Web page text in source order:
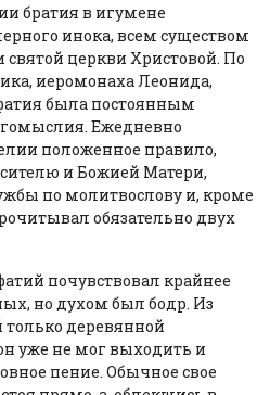
братия в игумене
инока, всем существом
церкви Христовой. По
иеромонаха Леонида,
была постоянным
Ежедневно
положенное правило,
и Божией Матери,
по молитвослову и, кроме
обязательно двух
почувствовал крайнее
но духом был бодр. Из
только деревянной
уже не мог выходить и
пение. Обычное свое